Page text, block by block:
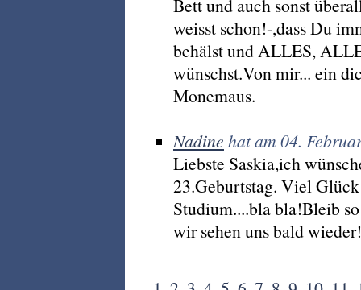
Bett und auch sonst
weisst schon!-,dass Du
behälst und ALLES,
wünschst.Von mir... ein
Monemaus.
Nadine hat am 04.
Liebste Saskia,ich
23.Geburtstag. Viel
Studium....bla bla!Bleib
wir sehen uns bald